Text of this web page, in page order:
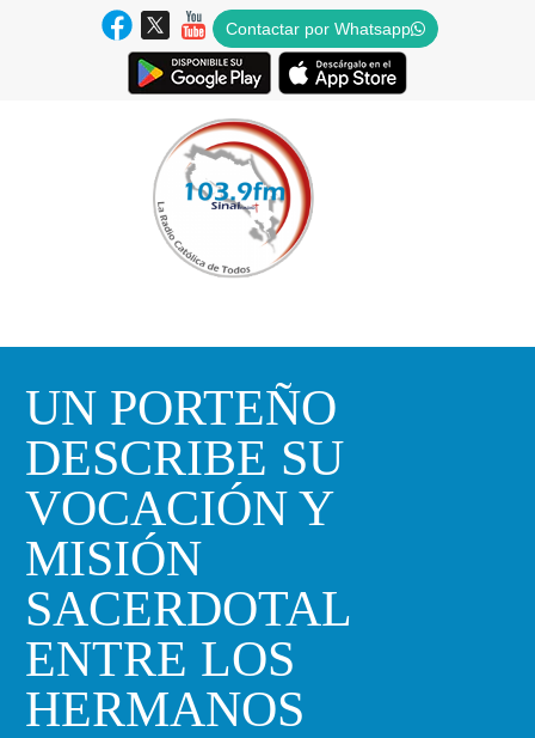
Contactar por Whatsapp
UN PORTEÑO
DESCRIBE SU
VOCACIÓN Y
MISIÓN
SACERDOTAL
ENTRE LOS
HERMANOS